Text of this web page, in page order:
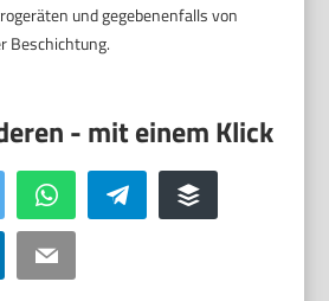
und gegebenenfalls von
Beschichtung.
WhatsApp Telegram Buffer
Email